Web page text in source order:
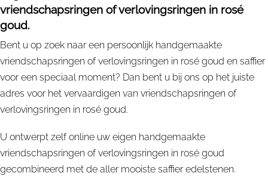
vriendschapsringen of verlovingsringen in rosé
goud.
Bent u op zoek naar een persoonlijk handgemaakte
vriendschapsringen of verlovingsringen in rosé goud en saffier
voor een speciaal moment? Dan bent u bij ons op het juiste
adres voor het vervaardigen van vriendschapsringen of
verlovingsringen in rosé goud.
U ontwerpt zelf online uw eigen handgemaakte
vriendschapsringen of verlovingsringen in rosé goud
gecombineerd met de aller mooiste saffier edelstenen.